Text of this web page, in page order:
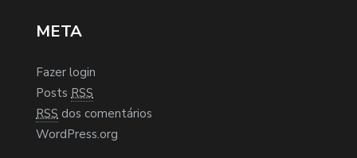
META
Fazer login
Posts RSS
RSS dos comentários
WordPress.org